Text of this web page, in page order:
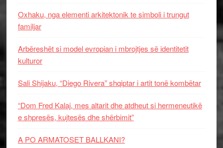
Oxhaku, nga elementi arkitektonik te simboli i trungut
familjar
Arbëreshët si model evropian i mbrojtjes së identitetit
kulturor
Sali Shijaku, “Diego Rivera” shqiptar i artit tonë kombëtar
“Dom Fred Kalaj, mes altarit dhe atdheut si hermeneutikë
e shpresës, kujtesës dhe shërbimit”
A PO ARMATOSET BALLKANI?